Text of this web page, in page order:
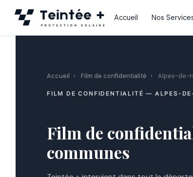
Accueil Nos
Accueil › Film de confidentialité › Alpes-de-
FILM DE CONFIDENTIALITÉ — ALPES-
Film de
communes